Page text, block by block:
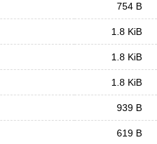
754 B
1.8 KiB
1.8 KiB
1.8 KiB
939 B
619 B